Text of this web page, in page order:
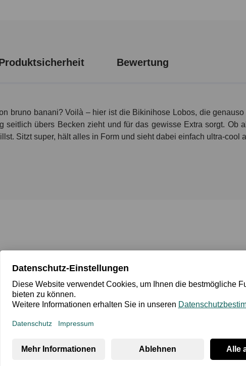
Bewertung
bruno banani? Voilà – hier ist die Bikinihose Lobos, die
seitlich übers Becken zieht und für das gewisse Extra sorgt. Ob
Sitzt super, hält alles in Form und sieht dabei einfach ultra-cool
Bikini Unterteile